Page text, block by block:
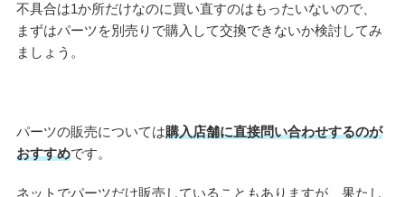
不具合は1か所だけなのに買い直すのはもったいないので、
まずはパーツを別売りで購入して交換できないか検討してみ
ましょう。
パーツの販売については購入店舗に直接問い合わせするのが
おすすめです。
ネットでパーツだけ販売していることもありますが、果たし